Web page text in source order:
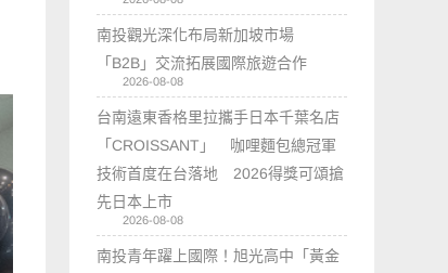
南投觀光深化布局新加坡市場
「B2B」交流拓展國際旅遊合作
2026-08-08
台南遠東香格里拉攜手日本千葉名店
「CROISSANT」 咖哩麵包總冠軍
技術首度在台落地 2026得獎可頌搶
先日本上市
2026-08-08
南投青年躍上國際！旭光高中「黃金